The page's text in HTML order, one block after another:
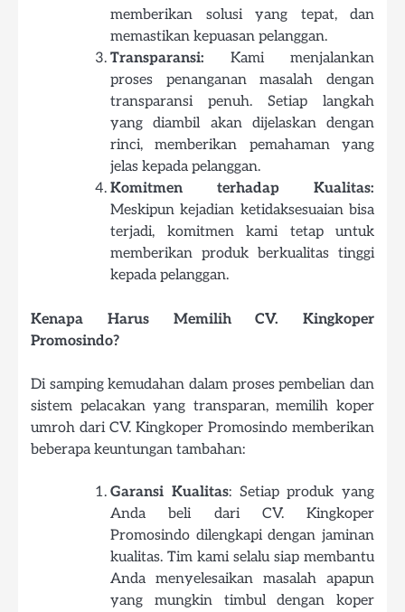
memberikan solusi yang tepat, dan
memastikan kepuasan pelanggan.
Transparansi: Kami menjalankan
proses penanganan masalah dengan
transparansi penuh. Setiap langkah
yang diambil akan dijelaskan dengan
rinci, memberikan pemahaman yang
jelas kepada pelanggan.
Komitmen terhadap Kualitas:
Meskipun kejadian ketidaksesuaian bisa
terjadi, komitmen kami tetap untuk
memberikan produk berkualitas tinggi
kepada pelanggan.
Kenapa Harus Memilih CV. Kingkoper
Promosindo?
Di samping kemudahan dalam proses pembelian dan
sistem pelacakan yang transparan, memilih koper
umroh dari CV. Kingkoper Promosindo memberikan
beberapa keuntungan tambahan:
Garansi Kualitas: Setiap produk yang
Anda beli dari CV. Kingkoper
Promosindo dilengkapi dengan jaminan
kualitas. Tim kami selalu siap membantu
Anda menyelesaikan masalah apapun
yang mungkin timbul dengan koper